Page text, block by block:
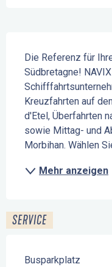
Die Referenz für
Südbretagne!
Kreuzfahrten auf
d'Etel, Überfahrten
sowie Mittag- und
Morbihan. Wählen
Mehr anzeigen
SERVICE
Busparkplatz